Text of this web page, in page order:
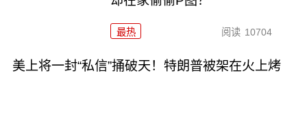
最热 阅读 10704
美上将一封“私信”捅破天！特朗普被架在火上烤